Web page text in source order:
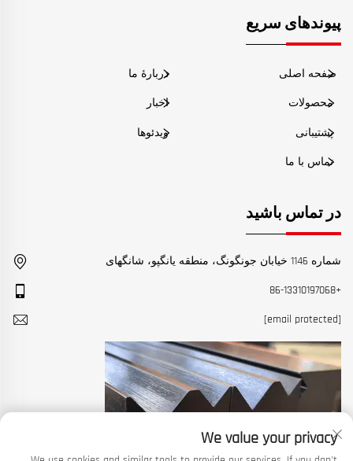
پیوندهای سریع
صفحه اصلی دربارهٔ ما
محصولات اخبار
پشتیبانی ویدئوها
تماس با ما
در تماس باشید
شماره 1146 خیابان جونگونگ، منطقه یانگپو، شانگهای
+86-13310197068
[email protected]
We value your privacy